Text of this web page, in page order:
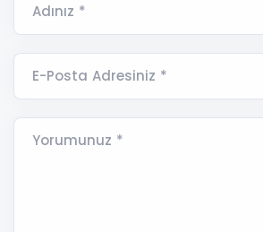
Adınız *
E-Posta Adresiniz *
Yorumunuz *